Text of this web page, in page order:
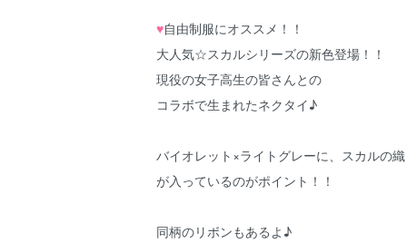
♥自由制服にオススメ！！
大人気☆スカルシリーズの新色登場！！
現役の女子高生の皆さんとの
コラボで生まれたネクタイ♪
バイオレット×ライトグレーに、スカルの
が入っているのがポイント！！
同柄のリボンもあるよ♪